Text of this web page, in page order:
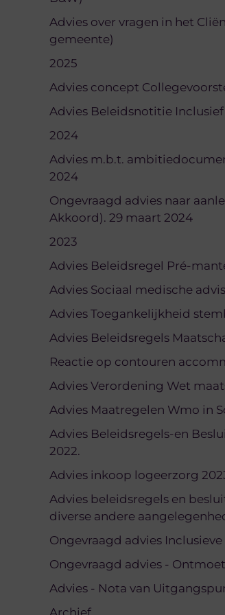
Advies over vragen in het
gemeente)
2025
Advies concept
Advies Beleidsnotitie Inclusief
2024
Advies m.b.t.
2024
Ongevraagd advies naar
Akkoord). 29 maart 2024
2023
Advies Beleidsregel Pré-
Advies Sociaal medische
Advies Toegankelijkheid
Advies Beleidsregels
Reactie op contouren
Advies Verordening Wet
Advies Maatregelen Wmo in
Advies Beleidsregels-en
2022.
Advies inkoop logeerzorg
Advies beleidsregels en
diverse andere
Ongevraagd advies
Ongevraagd advies -
Advies - Nota van